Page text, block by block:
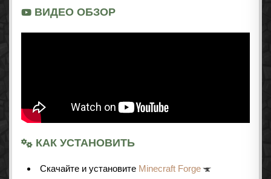
ВИДЕО ОБЗОР
КАК УСТАНОВИТЬ
Cкачайте и установите Minecraft Forge